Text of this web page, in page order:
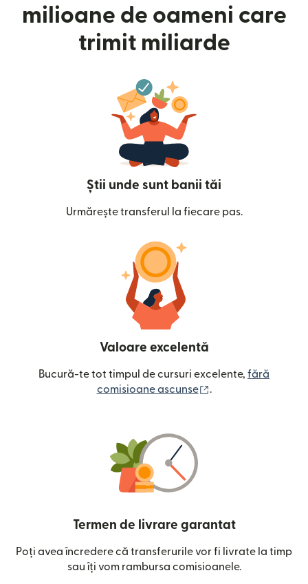
milioane de oameni care
trimit miliarde
Știi unde sunt banii tăi
Urmărește transferul la fiecare pas.
Valoare excelentă
Bucură-te tot timpul de cursuri excelente, fără
comisioane ascunse
.
Termen de livrare garantat
Poți avea încredere că transferurile vor fi livrate la timp
sau îți vom rambursa comisioanele.